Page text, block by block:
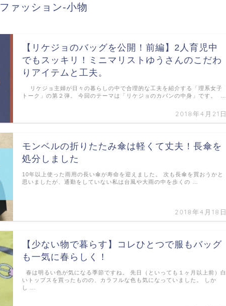
ファッション-小物
【リケジョのバッグを公開！前編】2人育児中
でもスッキリ！ミニマリストゆうさんのこだわ
りアイテムと工夫。
2018年4月21日
リケジョ主婦が日々の暮らしの中で合理的な工夫を紹介する「理系女子
トーク」の第２弾。 今回のテーマは「リケジョのカバンの中身」です。 …
モンベルの折りたたみ傘は軽くて丈夫！長傘を
処分しました
2018年4月18日
10年以上使った雨用の長い傘が寿命を迎えました。 次も長傘を買おうかと
思いましたが、通勤をしていない私は台風や大雨の中を歩くの …
【少ない物で暮らす】コレひとつで服もバッグ
も一気に春らしく！
春は明るい色が気になる季節ですね。 先日（といっても１ヶ月以上前）白
いトップスを買ったものの、カラフルな色も気になっていました。 しか
し …